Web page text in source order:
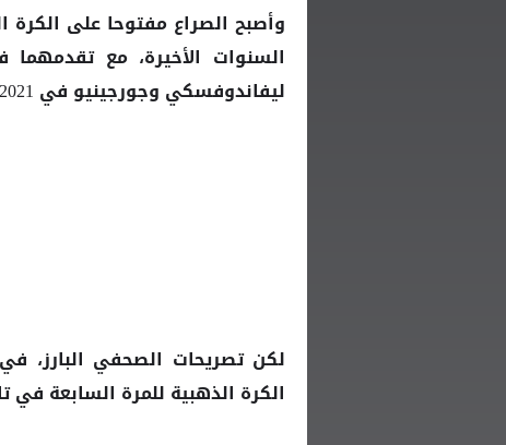
وأصبح الصراع مفتوحا على الكرة
السنوات الأخيرة، مع تقدمهما
ليفاندوفسكي وجورجينيو في 2021.
لكن تصريحات الصحفي البارز،
الكرة الذهبية للمرة السابعة في